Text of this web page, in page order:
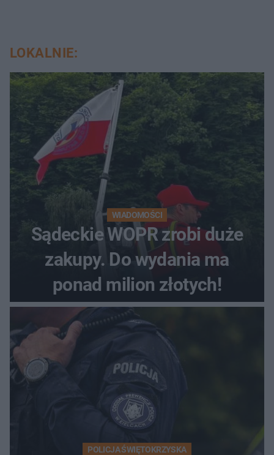
LOKALNIE:
WIADOMOŚCI
Sądeckie WOPR zrobi duże
zakupy. Do wydania ma
ponad milion złotych!
POLICJA ŚWIĘTOKRZYSKA